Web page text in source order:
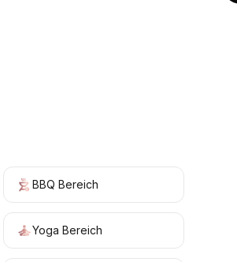
BBQ Bereich
Yoga Bereich